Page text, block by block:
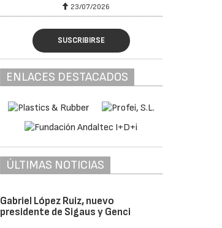
23/07/2026
SUSCRIBIRSE
ENLACES DESTACADOS
ÚLTIMAS NOTICIAS
Gabriel López Ruiz, nuevo
presidente de Sigaus y Genci